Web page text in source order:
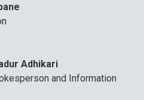
Adhikari
and Information